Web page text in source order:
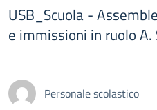
USB_Scuola -
e immissioni in ruolo
Personale scolastico